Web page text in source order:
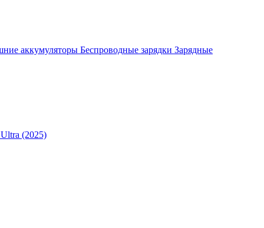
аккумуляторы Беспроводные зарядки Зарядные
(2025)